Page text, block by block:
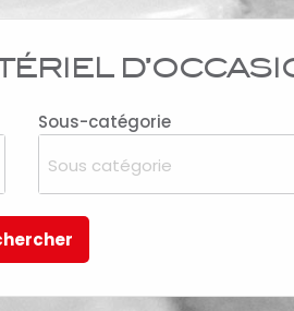
Sous-catégorie
Sous catégorie